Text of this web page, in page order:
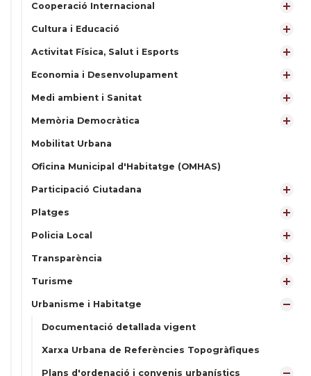
Cooperació Internacional
Cultura i Educació
Activitat Física, Salut i Esports
Economia i Desenvolupament
Medi ambient i Sanitat
Memòria Democràtica
Mobilitat Urbana
Oficina Municipal d'Habitatge (OMHAS)
Participació Ciutadana
Platges
Policia Local
Transparència
Turisme
Urbanisme i Habitatge
Documentació detallada vigent
Xarxa Urbana de Referències Topogràfiques
Plans d'ordenació i convenis urbanístics